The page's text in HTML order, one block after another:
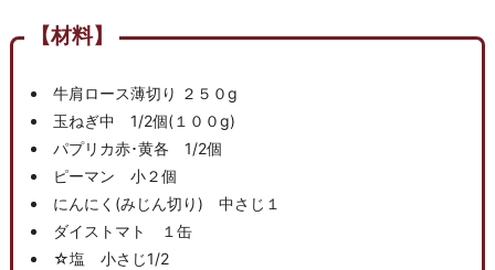
【材料】
牛肩ロース薄切り ２５０g
玉ねぎ中 1/2個(１００g)
パプリカ赤･黄各 1/2個
ピーマン 小２個
にんにく(みじん切り) 中さじ１
ダイストマト １缶
☆塩 小さじ1/2